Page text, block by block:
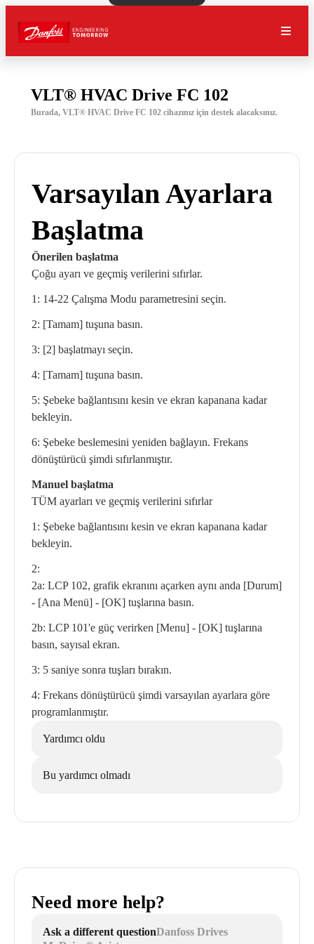
VLT® HVAC Drive FC 102
Burada, VLT® HVAC Drive FC 102 cihazınız için destek alacaksınız.
Varsayılan Ayarlara
Başlatma
Önerilen başlatma
Çoğu ayarı ve geçmiş verilerini sıfırlar.
1: 14-22 Çalışma Modu parametresini seçin.
2: [Tamam] tuşuna basın.
3: [2] başlatmayı seçin.
4: [Tamam] tuşuna basın.
5: Şebeke bağlantısını kesin ve ekran kapanana kadar
bekleyin.
6: Şebeke beslemesini yeniden bağlayın. Frekans
dönüştürücü şimdi sıfırlanmıştır.
Manuel başlatma
TÜM ayarları ve geçmiş verilerini sıfırlar
1: Şebeke bağlantısını kesin ve ekran kapanana kadar
bekleyin.
2:
2a: LCP 102, grafik ekranını açarken aynı anda [Durum]
- [Ana Menü] - [OK] tuşlarına basın.
2b: LCP 101'e güç verirken [Menu] - [OK] tuşlarına
basın, sayısal ekran.
3: 5 saniye sonra tuşları bırakın.
4: Frekans dönüştürücü şimdi varsayılan ayarlara göre
programlanmıştır.
Yardımcı oldu
Bu yardımcı olmadı
Need more help?
Ask a different questionDanfoss Drives